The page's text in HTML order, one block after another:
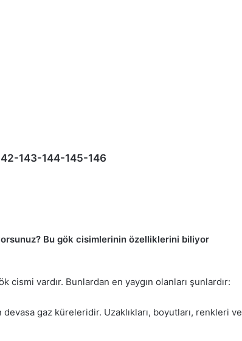
143-144-145-146
Bu gök cisimlerinin özelliklerini biliyor
vardır. Bunlardan en yaygın olanları şunlardır:
devasa gaz küreleridir. Uzaklıkları, boyutları, renkleri ve